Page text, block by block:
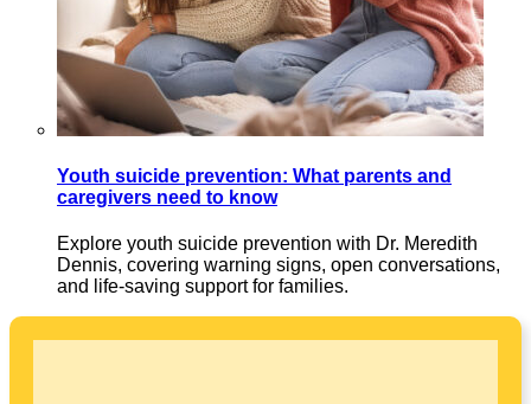
Youth suicide prevention: What parents and
caregivers need to know
Explore youth suicide prevention with Dr. Meredith
Dennis, covering warning signs, open conversations,
and life-saving support for families.